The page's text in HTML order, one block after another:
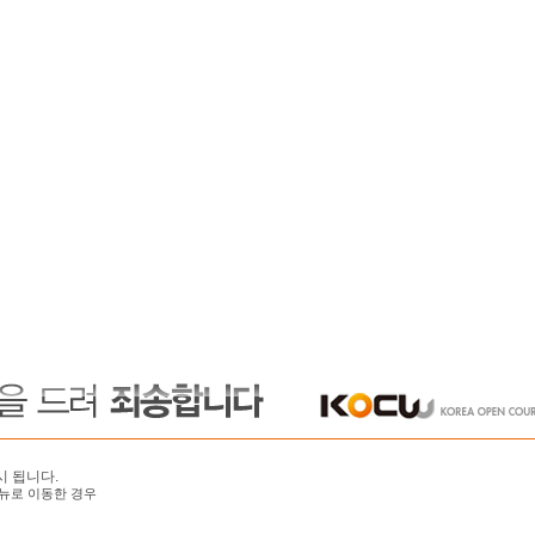
됩니다.
로 이동한 경우